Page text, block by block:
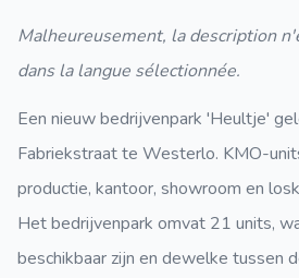
Malheureusement, la description
dans la langue sélectionnée.
Een nieuw bedrijvenpark 'Heultje'
Fabriekstraat te Westerlo. KMO-
productie, kantoor, showroom en
Het bedrijvenpark omvat 21 units,
beschikbaar zijn en dewelke tussen